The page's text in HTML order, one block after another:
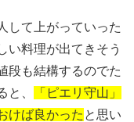
して上がっていった
い料理が出てきそう
段も結構するのでた
と、
「ピエリ守山」
けば良かった と思い